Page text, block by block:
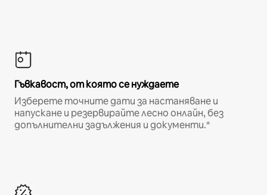
Гъвкавост, от която се нуждаете
Изберете точните дати за настаняване и
напускане и резервирайте лесно онлайн, без
допълнителни задължения и документи.*